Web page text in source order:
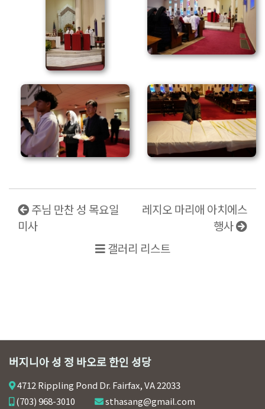
주님 만찬 성 목요일
미사
레지오 마리애 아치에스
행사
갤러리 리스트
버지니아 성 정 바오로 한인 성당
4712 Rippling Pond Dr. Fairfax, VA 22033
(703) 968-3010
sthasang@gmail.com